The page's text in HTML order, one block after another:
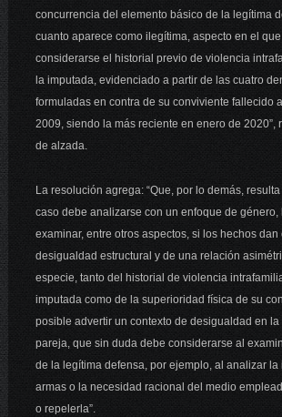
concurrencia del elemento básico de la legítima
cuanto aparece como ilegítima, aspecto en el
considerarse el historial previo de violencia
la imputada, evidenciado a partir de las cuatro
formuladas en contra de su conviviente fallecido
2009, siendo la más reciente en enero de 2020”,
de alzada.
La resolución agrega: “Que, por lo demás,
caso debe analizarse con un enfoque de género,
examinar, entre otros aspectos, si los hechos dan
desigualdad estructural y de una relación
especie, tanto del historial de violencia
imputada como de la superioridad física de su
posible advertir un contexto de desigualdad en la
pareja, que sin duda debe considerarse al
de la legítima defensa, por ejemplo, al analizar la
armas o la necesidad racional del medio
o repelerla”.